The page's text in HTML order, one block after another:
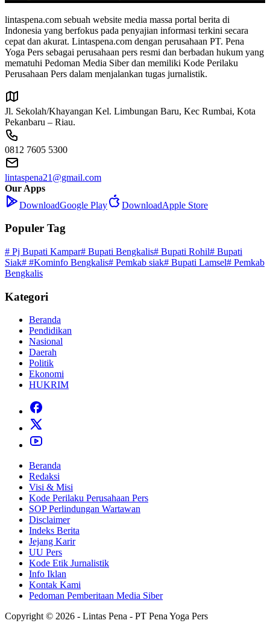
lintaspena.com sebuah website media massa portal berita di
Indonesia yang berfokus pada penyajian informasi terkini secara
cepat dan akurat. Lintaspena.com dengan perusahaan PT. Pena
Yoga Pers sebagai perusahaan pers resmi dan berbadan hukum yang
mematuhi Pedoman Media Siber dan memiliki Kode Perilaku
Perusahaan Pers dalam menjalankan tugas jurnalistik.
Jl. Sekolah/Khayangan Kel. Limbungan Baru, Kec Rumbai, Kota
Pekanbaru – Riau.
0812 7605 5300
lintaspena21@gmail.com
Our Apps
DownloadGoogle Play DownloadApple Store
Populer Tag
# Pj Bupati Kampar# Bupati Bengkalis# Bupati Rohil# Bupati
Siak# #Kominfo Bengkalis# Pemkab siak# Bupati Lamsel# Pemkab
Bengkalis
Kategori
Beranda
Pendidikan
Nasional
Daerah
Politik
Ekonomi
HUKRIM
Beranda
Redaksi
Visi & Misi
Kode Perilaku Perusahaan Pers
SOP Perlindungan Wartawan
Disclaimer
Indeks Berita
Jejang Karir
UU Pers
Kode Etik Jurnalistik
Info Iklan
Kontak Kami
Pedoman Pemberitaan Media Siber
Copyright © 2026 - Lintas Pena - PT Pena Yoga Pers